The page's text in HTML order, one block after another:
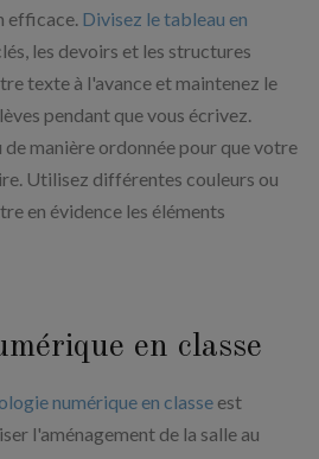
efficace. Divisez le tableau en
les devoirs et les structures
texte à l'avance et maintenez le
pendant que vous écrivez.
manière ordonnée pour que votre
Utilisez différentes couleurs ou
en évidence les éléments
en classe
numérique en classe est
l'aménagement de la salle au